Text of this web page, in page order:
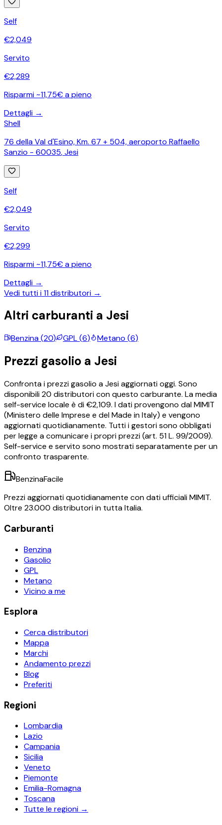
Self
€2,049
Servito
€2,289
Risparmi ~11,75€ a pieno
Dettagli →
Shell
76 della Val d'Esino, Km. 67 + 504, aeroporto Raffaello
Sanzio - 60035,Jesi
Self
€2,049
Servito
€2,299
Risparmi ~11,75€ a pieno
Dettagli →
Vedi tutti i11distributori →
Altri carburanti a Jesi
Benzina(20) GPL(6) Metano (6)
Prezzi gasolio a Jesi
Confronta i prezzigasolio aJesiaggiornati oggi. Sono
disponibili20 distributori con questo carburante. La media
self-service locale è di €2,109. I dati provengono dal MIMIT
(Ministero delle Imprese e del Made in Italy) e vengono
aggiornati quotidianamente. Tutti i gestori sono obbligati
per legge a comunicare i propri prezzi (art. 51 L. 99/2009).
Self-service e servito sono mostrati separatamente per un
confronto trasparente.
BenzinaFacile
Prezzi aggiornati quotidianamente con dati ufficiali MIMIT.
Oltre 23.000 distributori in tutta Italia.
Carburanti
Benzina
Gasolio
GPL
Metano
Vicino a me
Esplora
Cerca distributori
Mappa
Marchi
Andamento prezzi
Blog
Preferiti
Regioni
Lombardia
Lazio
Campania
Sicilia
Veneto
Piemonte
Emilia-Romagna
Toscana
Tutte le regioni →